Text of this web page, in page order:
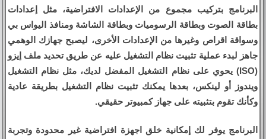
البرنامج بتركيب مجموع من الإعدادات الافتراضية، مثل إعدادات
بطاقة الصوت وبطاقة الرسوميات وبطاقة الشاشة ومنافذ اليواس بي
وسواقة اقراص وغيرها من الإعدادات الأخرى، ليصبح جهازك الوهمي
جاهز لبدء عملية تثبيت نظام التشغيل عليه عن طريق تحديد ملف إيزو
(ISO) يحوي على نظام التشغيل المفضل لديك، مثل نظام التشغيل
ويندوز أو لينكس، بعدها يمكنك تثبيت نظام التشغيل بطريقة عادية
وكأنك تقوم بتثبيته على جهاز كمبيوتر حقيقي.
البرنامج يوفر لك إمكانية خلق اجهزة افتراضية غير محدودة وتجربة